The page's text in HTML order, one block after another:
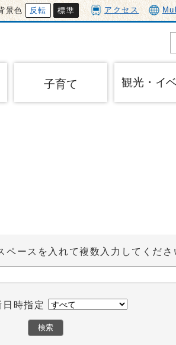
景色 反転 標準 アクセス
子育て 観光・イ
ースを入れて複数入力してくださ
日時指定